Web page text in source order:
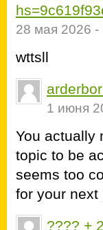
28 мая 2026 -
wttsll
1 июня
You actually
topic to be
seems too
for your next
???? +